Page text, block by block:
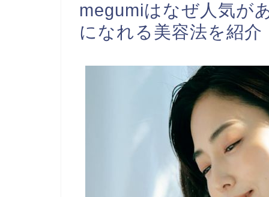
megumiはなぜ人気が
になれる美容法を紹介